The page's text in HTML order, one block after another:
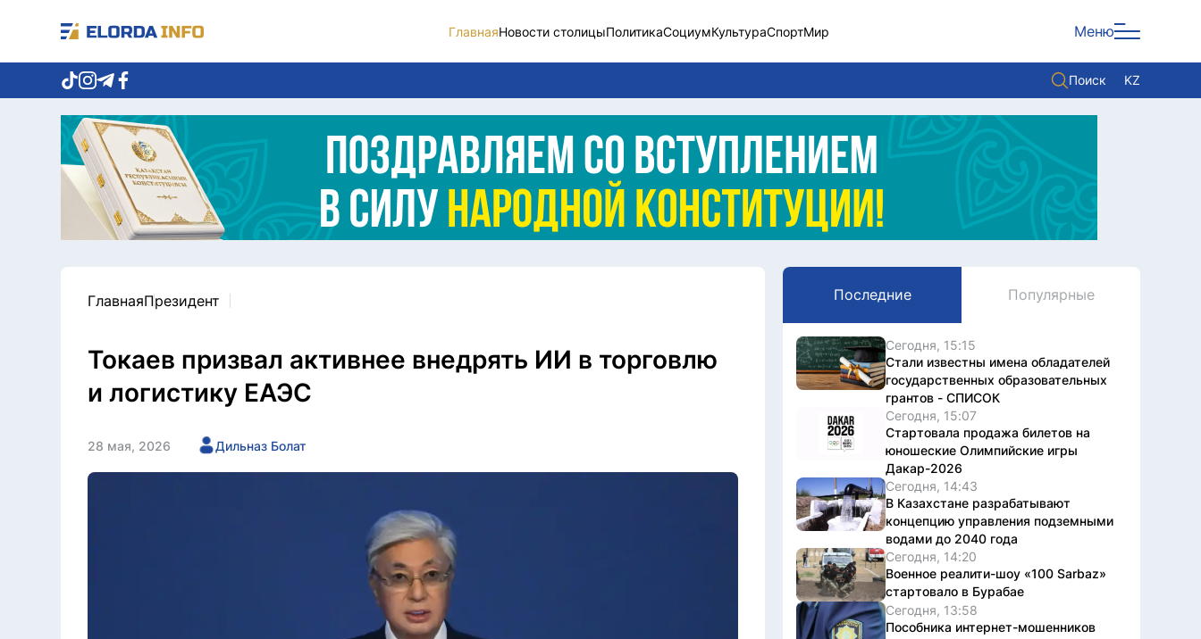
ГлавнаяНовости столицыПолитикаСоциумКультураСпортМир Меню
Поиск KZ
Новости столицы
Политика
Социум
Экономика
Спорт
Культура
Служба Комплаенс
Этический кодекс
Служу стране
ГлавнаяПрезидент
Токаев призвал активнее внедрять ИИ в торговлю
и логистику ЕАЭС
28 мая, 2026 Дильназ Болат
Последние Популярные
Сегодня, 15:15
Стали известны имена обладателей
государственных образовательных
грантов - СПИСОК
Сегодня, 15:07
Стартовала продажа билетов на
юношеские Олимпийские игры
Дакар-2026
Сегодня, 14:43
В Казахстане разрабатывают
концепцию управления подземными
водами до 2040 года
Сегодня, 14:20
Военное реалити-шоу «100 Sarbaz»
стартовало в Бурабае
Сегодня, 13:58
Пособника интернет-мошенников